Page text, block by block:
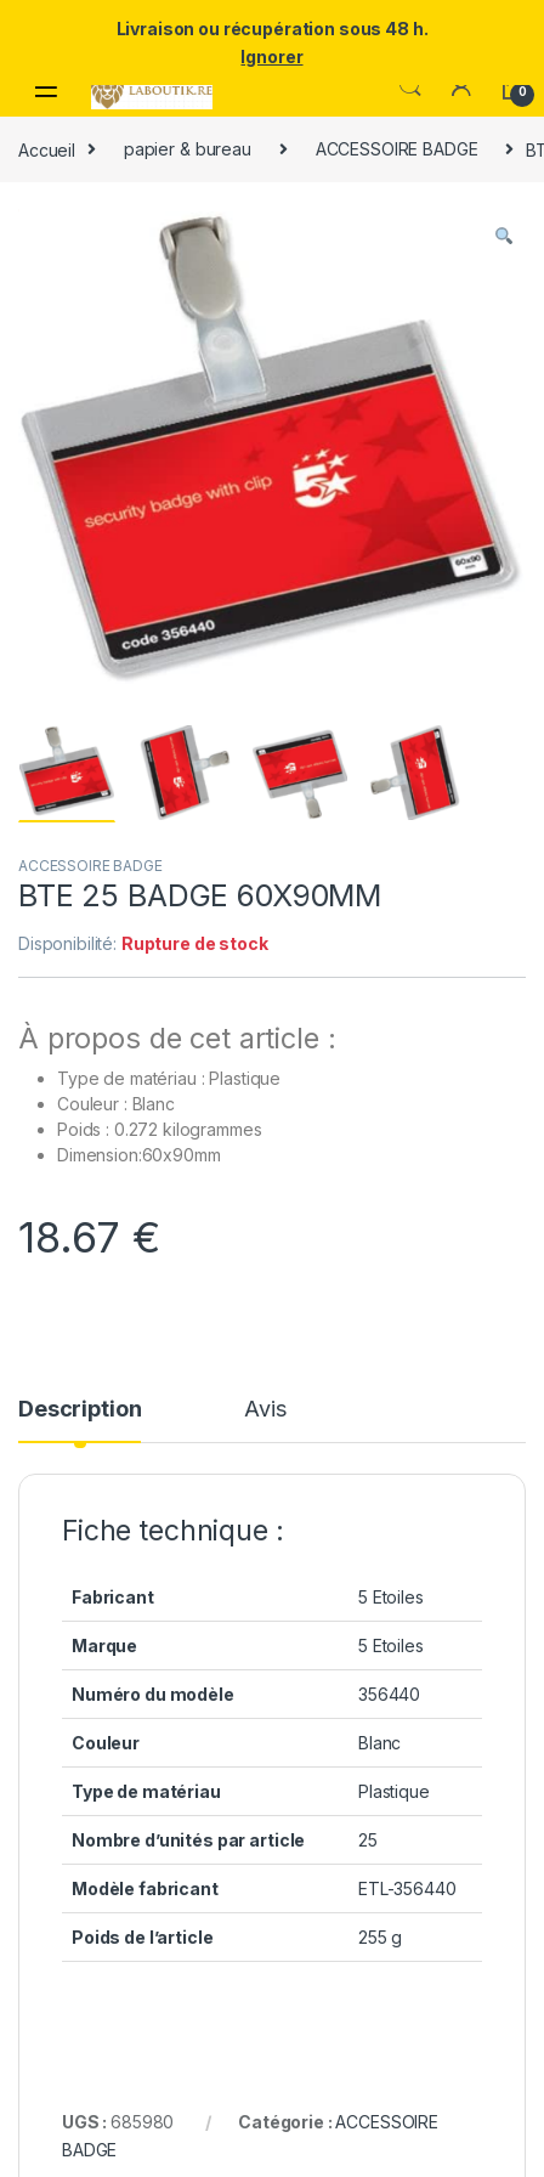
puissance et l'élégance du Samsung Galaxy S25 Ultra à prix réduit.
0
Accueil papier & bureau ACCESSOIRE BADGE
ACCESSOIRE BADGE
BTE 25 BADGE 60X90MM
Disponibilité: Rupture de stock
À propos de cet article :
Type de matériau : Plastique
Couleur : Blanc
Poids : 0.272 kilogrammes
Dimension:60x90mm
18.67 €
Description Avis
Fiche technique :
Fabricant 5 Etoiles
Marque 5 Etoiles
Numéro du modèle 356440
Couleur Blanc
Type de matériau Plastique
Nombre d’unités par article 25
Modèle fabricant ETL-356440
Poids de l’article 255 g
UGS :685980 Catégorie :ACCESSOIRE
BADGE
Livraison ou récupération sous 48 h.
Ignorer